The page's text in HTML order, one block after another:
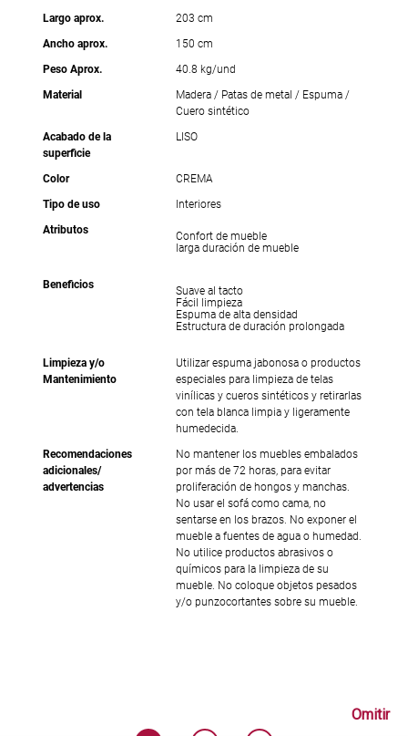
Largo aprox.
203 cm
Ancho aprox.
150 cm
Peso Aprox.
40.8 kg/und
Material
Madera / Patas de metal / Espuma /
Cuero sintético
Acabado de la
superficie
LISO
Color
CREMA
Tipo de uso
Interiores
Atributos
Confort de mueble
larga duración de mueble
Beneficios
Suave al tacto
Fácil limpieza
Espuma de alta densidad
Estructura de duración prolongada
Limpieza y/o
Mantenimiento
Utilizar espuma jabonosa o productos
especiales para limpieza de telas
vinílicas y cueros sintéticos y retirarlas
con tela blanca limpia y ligeramente
humedecida.
Recomendaciones
adicionales/
advertencias
No mantener los muebles embalados
por más de 72 horas, para evitar
proliferación de hongos y manchas.
No usar el sofá como cama, no
sentarse en los brazos. No exponer el
mueble a fuentes de agua o humedad.
No utilice productos abrasivos o
químicos para la limpieza de su
mueble. No coloque objetos pesados
y/o punzocortantes sobre su mueble.